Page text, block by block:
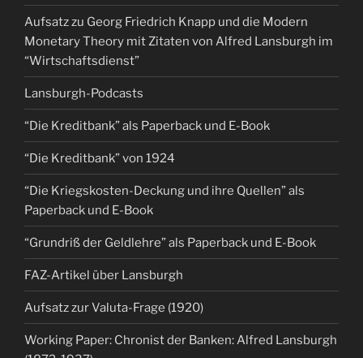
Aufsatz zu Georg Friedrich Knapp und die Modern
Monetary Theory mit Zitaten von Alfred Lansburgh im
“Wirtschaftsdienst”
Lansburgh-Podcasts
“Die Kreditbank” als Paperback und E-Book
“Die Kreditbank” von 1924
“Die Kriegskosten-Deckung und ihre Quellen” als
Paperback und E-Book
“Grundriß der Geldlehre” als Paperback und E-Book
FAZ-Artikel über Lansburgh
Aufsatz zur Valuta-Frage (1920)
Working Paper: Chronist der Banken: Alfred Lansburgh